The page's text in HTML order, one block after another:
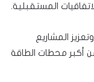
المستقبلية.
المشاريع
أكبر محطات الطاقة